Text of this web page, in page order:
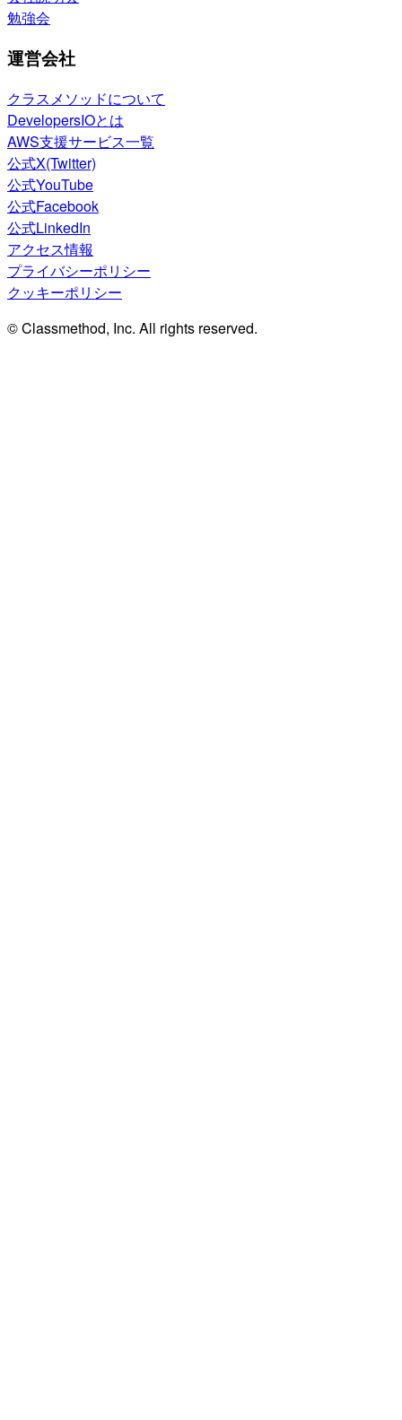
勉強会
運営会社
クラスメソッドについて
DevelopersIOとは
AWS支援サービス一覧
公式X(Twitter)
公式YouTube
公式Facebook
公式LinkedIn
アクセス情報
プライバシーポリシー
クッキーポリシー
© Classmethod, Inc. All rights reserved.